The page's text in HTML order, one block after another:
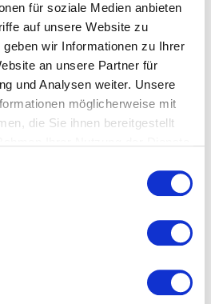
für soziale Medien anbieten
auf unsere Website zu
wir Informationen zu Ihrer
an unsere Partner für
und Analysen weiter. Unsere
möglicherweise mit
die Sie ihnen bereitgestellt